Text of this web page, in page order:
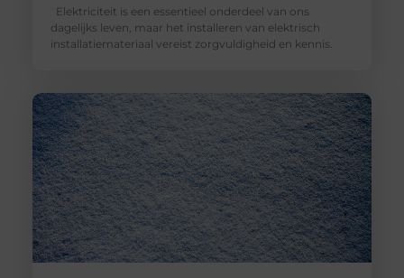
Elektriciteit is een essentieel onderdeel van ons
dagelijks leven, maar het installeren van elektrisch
installatiemateriaal vereist zorgvuldigheid en kennis.